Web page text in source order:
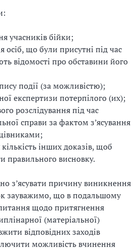
учасників бійки;
осіб, що були присутні під час
відомості про обставини його
події (за можливістю);
експертизи потерпілого (их);
розслідування під час
справи за фактом з’ясування
інших доказів, щоб
правильного висновку.
з’ясувати причину виникнення
зауважимо, що в подальшому
щодо притягнення
(матеріальної)
відповідних заходів
можливість вчинення